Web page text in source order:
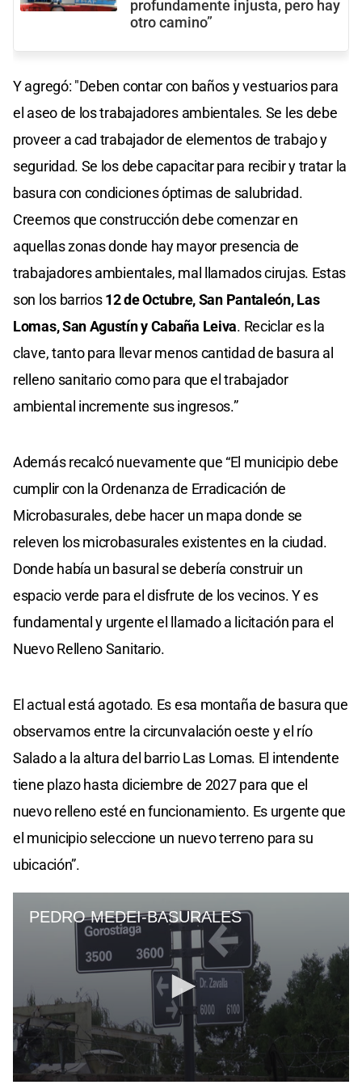
profundamente injusta, pero hay
otro camino”
Y agregó: "Deben contar con baños y vestuarios para
el aseo de los trabajadores ambientales. Se les debe
proveer a cad trabajador de elementos de trabajo y
seguridad. Se los debe capacitar para recibir y tratar la
basura con condiciones óptimas de salubridad.
Creemos que construcción debe comenzar en
aquellas zonas donde hay mayor presencia de
trabajadores ambientales, mal llamados cirujas. Estas
son los barrios12 de Octubre, San Pantaleón, Las
Lomas, San Agustín y Cabaña Leiva. Reciclar es la
clave, tanto para llevar menos cantidad de basura al
relleno sanitario como para que el trabajador
ambiental incremente sus ingresos.”
Además recalcó nuevamente que “El municipio debe
cumplir con la Ordenanza de Erradicación de
Microbasurales, debe hacer un mapa donde se
releven los microbasurales existentes en la ciudad.
Donde había un basural se debería construir un
espacio verde para el disfrute de los vecinos. Y es
fundamental y urgente el llamado a licitación para el
Nuevo Relleno Sanitario.
El actual está agotado. Es esa montaña de basura que
observamos entre la circunvalación oeste y el río
Salado a la altura del barrio Las Lomas. El intendente
tiene plazo hasta diciembre de 2027 para que el
nuevo relleno esté en funcionamiento. Es urgente que
el municipio seleccione un nuevo terreno para su
ubicación”.